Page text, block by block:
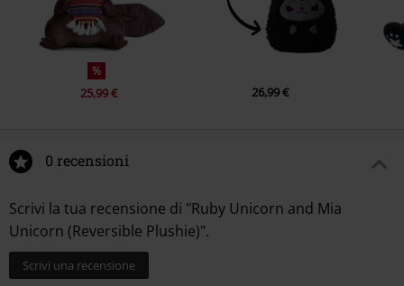
%
25,99 € 26,99 €
0 recensioni
Scrivi la tua recensione di "Ruby Unicorn and Mia
Unicorn (Reversible Plushie)".
Scrivi una recensione